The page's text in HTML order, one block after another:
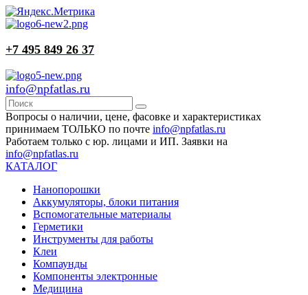
+7 495 849 26 37
info@npfatlas.ru
Вопросы о наличии, цене, фасовке и характеристиках
принимаем ТОЛЬКО по почте info@npfatlas.ru
Работаем только с юр. лицами и ИП. Заявки на
info@npfatlas.ru
КАТАЛОГ
Нанопорошки
Аккумуляторы, блоки питания
Вспомогательные материалы
Герметики
Инструменты для работы
Клеи
Компаунды
Компоненты электронные
Медицина